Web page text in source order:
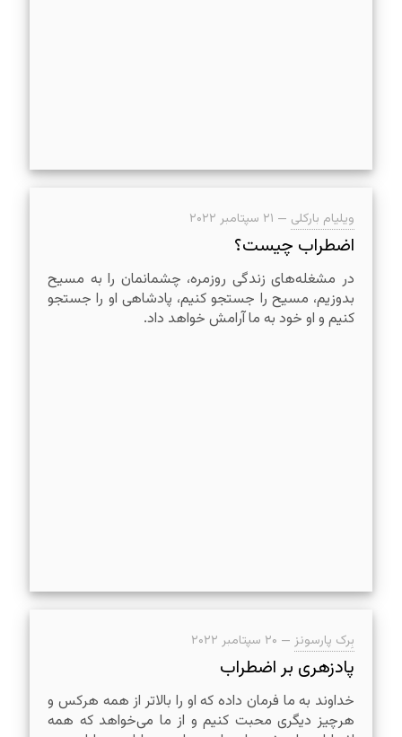
ویلیام بارکلی — ۲۱ سپتامبر ۲۰۲۲
اضطراب چیست؟
در مشغله‌های زندگی روزمره، چشمانمان را به مسیح
بدوزیم، مسیح را جستجو کنیم، پادشاهی او را جستجو
کنیم و او خود به ما آرامش خواهد داد.
بِرک پارسونز — ۲۰ سپتامبر ۲۰۲۲
پادزهری بر اضطراب
خداوند به ما فرمان داده که او را بالاتر از همه هر‌کس و
هر‌چیز دیگری محبت کنیم و از ما می‌خواهد که همه